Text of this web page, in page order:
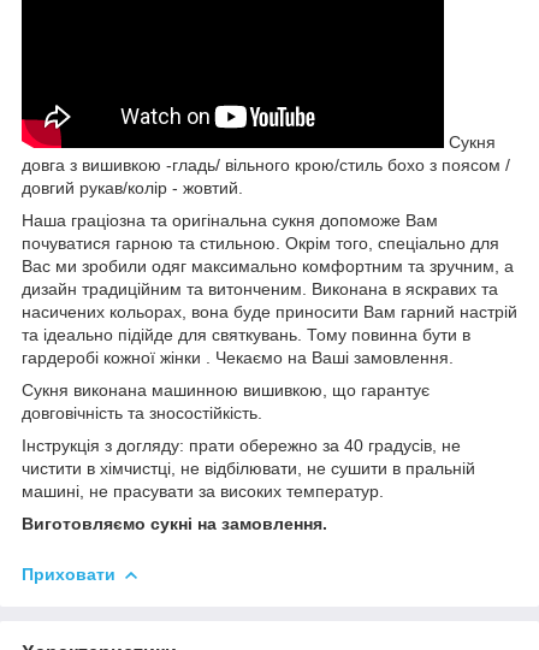
Сукня
довга з вишивкою -гладь/ вільного крою/стиль бохо з поясом /
довгий рукав/колір - жовтий.
Наша граціозна та оригінальна сукня допоможе Вам
почуватися гарною та стильною. Окрім того, спеціально для
Вас ми зробили одяг максимально комфортним та зручним, а
дизайн традиційним та витонченим. Виконана в яскравих та
насичених кольорах, вона буде приносити Вам гарний настрій
та ідеально підійде для святкувань. Тому повинна бути в
гардеробі кожної жінки . Чекаємо на Ваші замовлення.
Сукня виконана машинною вишивкою, що гарантує
довговічність та зносостійкість.
Інструкція з догляду: прати обережно за 40 градусів, не
чистити в хімчистці, не відбілювати, не сушити в пральній
машині, не прасувати за високих температур.
Виготовляємо сукні на замовлення.
Приховати